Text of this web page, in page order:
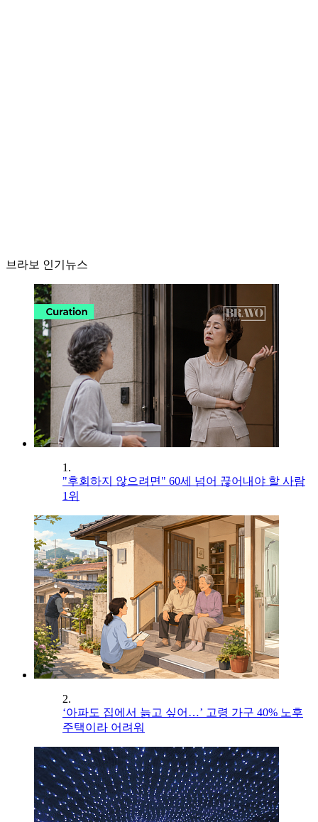
브라보 인기뉴스
1.
"후회하지 않으려면" 60세 넘어 끊어내야 할 사람
1위
2.
‘아파도 집에서 늙고 싶어…’ 고령 가구 40% 노후
주택이라 어려워